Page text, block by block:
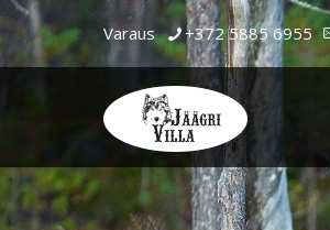
Varaus +372 5885 6955